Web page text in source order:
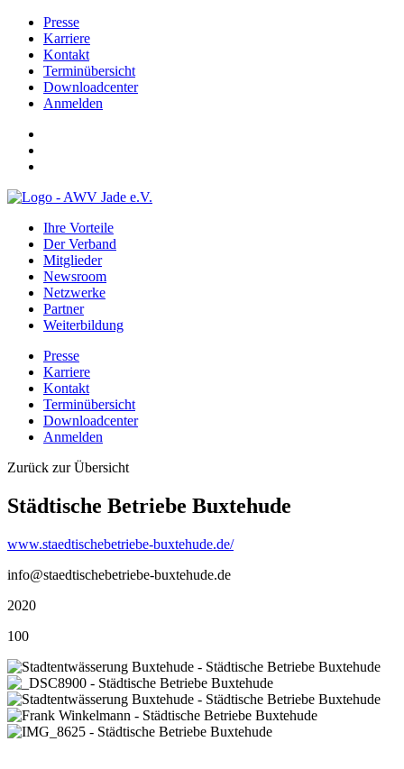
Presse
Karriere
Kontakt
Terminübersicht
Downloadcenter
Anmelden
Ihre Vorteile
Der Verband
Mitglieder
Newsroom
Netzwerke
Partner
Weiterbildung
Presse
Karriere
Kontakt
Terminübersicht
Downloadcenter
Anmelden
Zurück zur Übersicht
Städtische Betriebe Buxtehude
www.staedtischebetriebe-buxtehude.de/
info@staedtischebetriebe-buxtehude.de
2020
100